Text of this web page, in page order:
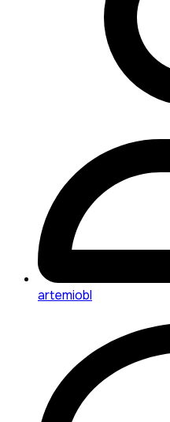
artemiobl